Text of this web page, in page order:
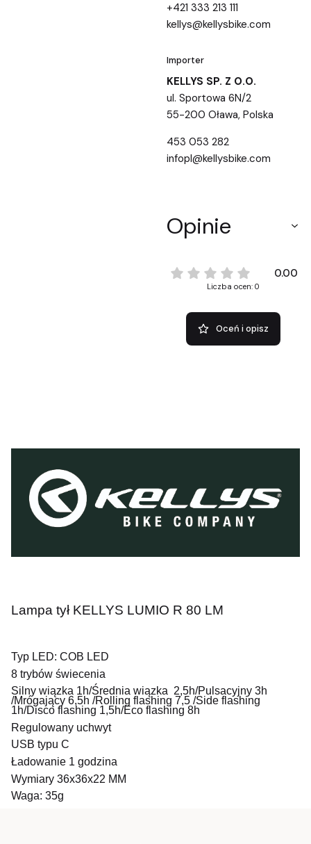
+421 333 213 111
kellys@kellysbike.com
Importer
KELLYS SP. Z O.O.
ul. Sportowa 6N/2
55-200 Oława, Polska
453 053 282
infopl@kellysbike.com
Opinie
0.00
Liczba ocen: 0
Oceń i opisz
Lampa tył KELLYS LUMIO R 80 LM
Typ LED: COB LED
8 trybów świecenia
Silny wiązka 1h/Średnia wiązka 2,5h/Pulsacyjny 3h
/Mrógający 6,5h /Rolling flashing 7,5 /Side flashing
1h/Disco flashing 1,5h/Eco flashing 8h
Regulowany uchwyt
USB typu C
Ładowanie 1 godzina
Wymiary 36x36x22 MM
Waga: 35g